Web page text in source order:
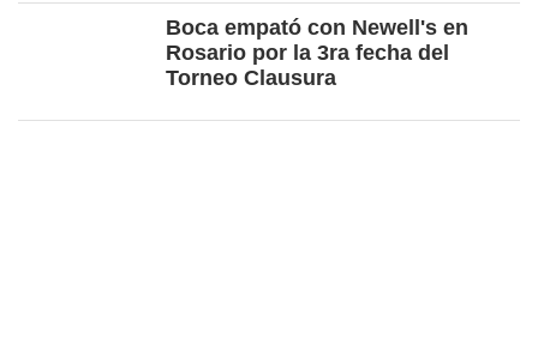
Boca empató con Newell's en
Rosario por la 3ra fecha del
Torneo Clausura